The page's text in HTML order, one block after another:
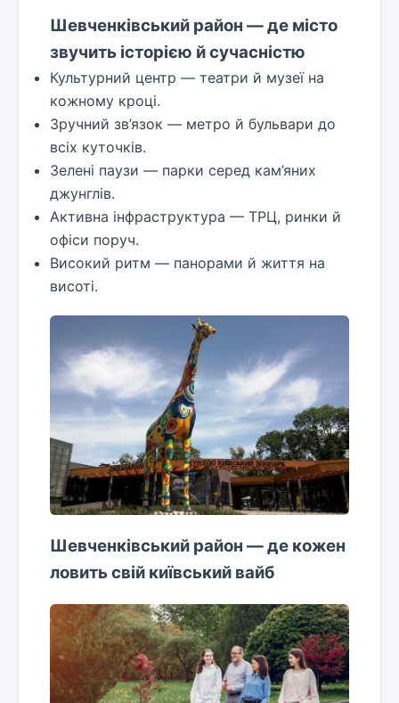
Шевченківський район — де місто
звучить історією й сучасністю
Культурний центр — театри й музеї на
кожному кроці.
Зручний зв’язок — метро й бульвари до
всіх куточків.
Зелені паузи — парки серед кам’яних
джунглів.
Активна інфраструктура — ТРЦ, ринки й
офіси поруч.
Високий ритм — панорами й життя на
висоті.
Шевченківський район — де кожен
ловить свій київський вайб